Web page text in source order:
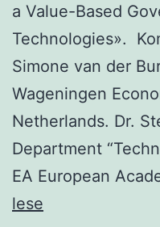
a Value-Based
Technologies».
Simone van der
Wageningen
Netherlands. Dr.
Department
EA European
lese